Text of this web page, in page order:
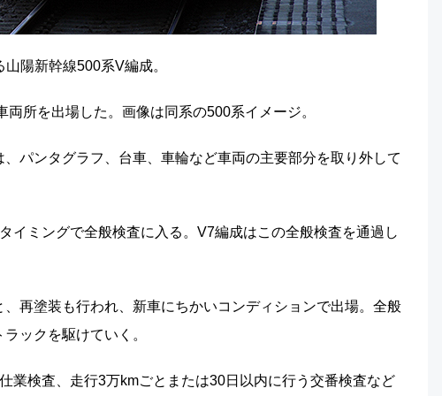
陽新幹線500系V編成。
所を出場した。画像は同系の500系イメージ。
パンタグラフ、台車、車輪など車両の主要部分を取り外して
イミングで全般検査に入る。V7編成はこの全般検査を通過し
再塗装も行われ、新車にちかいコンディションで出場。全般
ックを駆けていく。
業検査、走行3万kmごとまたは30日以内に行う交番検査など